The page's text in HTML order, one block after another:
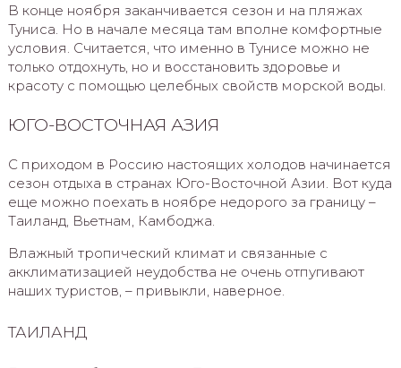
В конце ноября заканчивается сезон и на пляжах
Туниса. Но в начале месяца там вполне комфортные
условия. Считается, что именно в Тунисе можно не
только отдохнуть, но и восстановить здоровье и
красоту с помощью целебных свойств морской воды.
ЮГО-ВОСТОЧНАЯ АЗИЯ
С приходом в Россию настоящих холодов начинается
сезон отдыха в странах Юго-Восточной Азии. Вот куда
еще можно поехать в ноябре недорого за границу –
Таиланд, Вьетнам, Камбоджа.
Влажный тропический климат и связанные с
акклиматизацией неудобства не очень отпугивают
наших туристов, – привыкли, наверное.
ТАИЛАНД